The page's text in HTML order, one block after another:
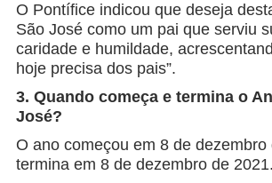
O Pontífice indicou que deseja
São José como um pai que serviu
caridade e humildade,
hoje precisa dos pais”.
3. Quando começa e termina o
José?
O ano começou em 8 de dezembro
termina em 8 de dezembro de 2021.